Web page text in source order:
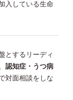
入している生命
とするリーディ
認知症・うつ病
対面相談をしな